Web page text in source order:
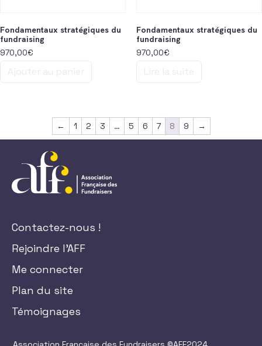
Fondamentaux stratégiques du
fundraising
970,00€
Fondamentaux stratégiques du
fundraising
970,00€
← 1 2 3 … 5 6 7 8 9 →
Contactez-nous !
Rejoindre l'AFF
Me connecter
Plan du site
Témoignages